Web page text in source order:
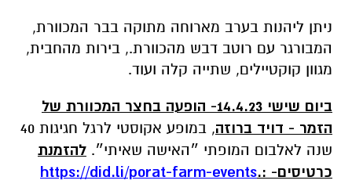
ניתן ליהנות בערב מארוחה מתוקה בבר המכוורת,
המבורגר עם רוטב דבש מהכוורת., בירות מהחבית,
מגוון קוקטיילים, שתייה קלה ועוד.
ביום שישי 14.4.23- הופעה בחצר המכוורת של
הזמר - דויד ברוזה
, במופע אקוסטי לרגל חגיגות 40
שנה לאלבום המופתי ״האישה שאיתי״. להזמנת
כרטיסים-
https://did.li/porat-farm-events.: